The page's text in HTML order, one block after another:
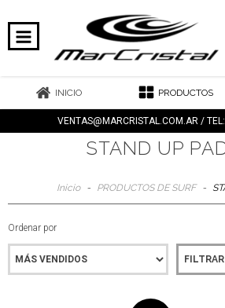
INICIO PRODUCTOS
VENTAS@MARCRISTAL.COM.AR/
STAND UP
Inicio - PRODUCTOS DE SURF -
Ordenar por
FILTRAR